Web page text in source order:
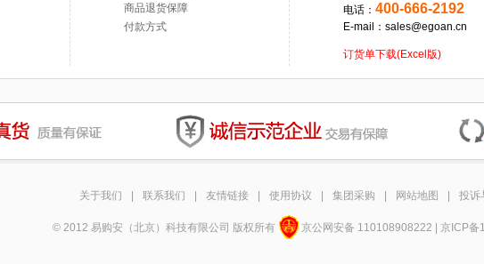
商品退货保障
付款方式
电话： 400-666-2192
E-mail：sales@egoan.cn
订货单下载(Excel版)
关于我们 联系我们 友情链接 使用协议 集团采购 网站地图 投诉
© 2012 易购安（北京）科技有限公司 版权所有 京公网安备 110108908222 | 京ICP备